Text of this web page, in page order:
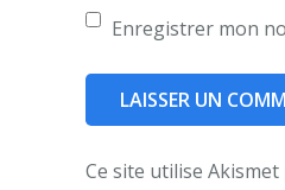
Enregistrer mon
Ce site utilise